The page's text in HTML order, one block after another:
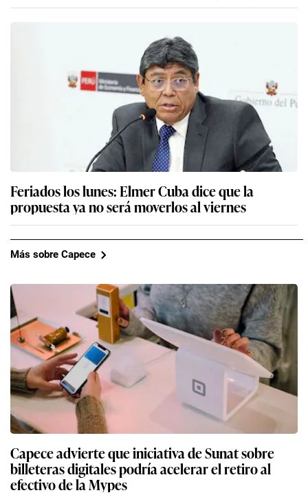
Feriados los lunes: Elmer Cuba dice que la
propuesta ya no será moverlos al viernes
Más sobre Capece
Capece advierte que iniciativa de Sunat sobre
billeteras digitales podría acelerar el retiro al
efectivo de la Mypes